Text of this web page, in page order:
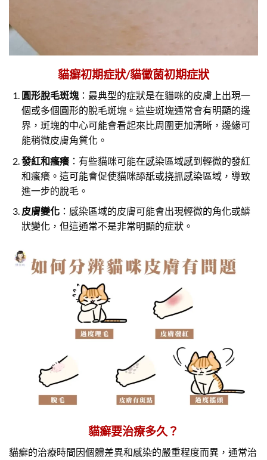
貓癬初期症狀/貓黴菌初期症狀
圓形脫毛斑塊：最典型的症狀是在貓咪的皮膚上出現一
個或多個圓形的脫毛斑塊。這些斑塊通常會有明顯的邊
界，斑塊的中心可能會看起來比周圍更加清晰，邊緣可
能稍微皮膚角質化。
發紅和瘙癢：有些貓咪可能在感染區域感到輕微的發紅
和瘙癢。這可能會促使貓咪舔舐或挠抓感染區域，導致
進一步的脫毛。
皮膚變化：感染區域的皮膚可能會出現輕微的角化或鱗
狀變化，但這通常不是非常明顯的症狀。
貓癬要治療多久？
貓癬的治療時間因個體差異和感染的嚴重程度而異，通常治